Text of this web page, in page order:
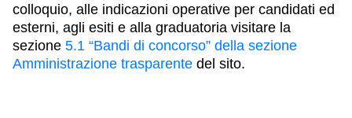
colloquio, alle indicazioni operative per candidati ed
esterni, agli esiti e alla graduatoria visitare la
sezione 5.1 “Bandi di concorso” della sezione
Amministrazione trasparente del sito.